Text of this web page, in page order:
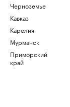
Черноземье
Кавказ
Карелия
Мурманск
Приморский
край